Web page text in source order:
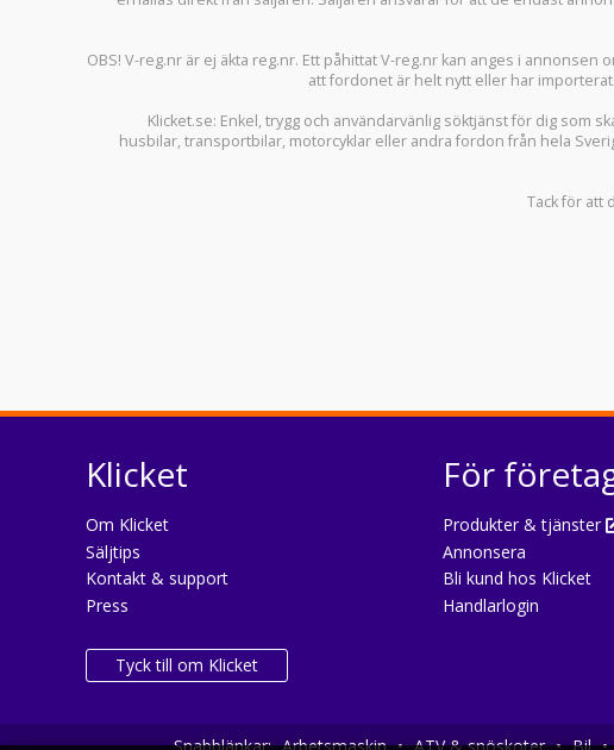
OBS! V-reg.nr är ej äkta reg.nr. Ett påhittat V-reg.nr kan anges i
att fordonet är helt nytt eller har
Klicket.se: Enkel, trygg och användarvänlig söktjänst för dig som
husbilar,transportbilar, motorcyklar eller andra fordon från hela
Tack för att
Klicket
Om Klicket
Säljtips
Kontakt & support
Press
Tyck till om Klicket
För
Produkter & tjänster
Annonsera
Bli kund hos Klicket
Handlarlogin